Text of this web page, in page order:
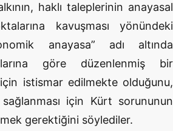
haklı taleplerinin anayasal
kavuşması yönündeki
anayasa” adı altında
göre düzenlenmiş bir
istismar edilmekte olduğunu,
için Kürt sorununun
gerektiğini söylediler.